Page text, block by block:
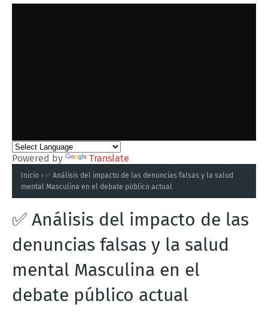
Powered by Translate
Inicio
✅ Análisis del impacto de las denuncias falsas y la salud
mental Masculina en el debate público actual
✅ Análisis del impacto de las
denuncias falsas y la salud
mental Masculina en el
debate público actual